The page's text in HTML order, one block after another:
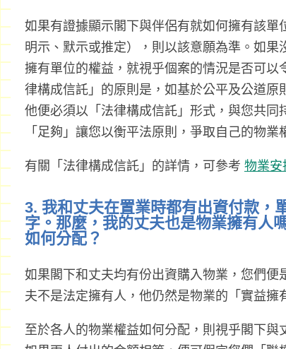
如果有證據顯示閣下與伴侶有就如何擁有該單
明示、默示或推定），則以該意願為準。如
擁有單位的權益，就視乎個案的情況是否可以
律構成信託」的原則是，如基於公平及公道原
他便必須以「法律構成信託」形式，與您共同
「足夠」讓您以衡平法原則，爭取自己的物業
有關「法律構成信託」的詳情，可參考 物業安
3. 我和丈夫在置業時都有出資付款，
字。那麼，我的丈夫也是物業擁有人
如何分配？
如果閣下和丈夫均有份出資購入物業，您們便
夫不是法定擁有人，他仍然是物業的「實益擁
至於各人的物業權益如何分配，則視乎閣下與